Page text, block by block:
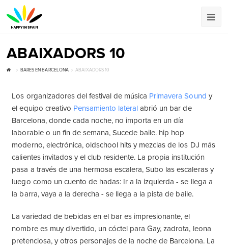
ABAIXADORS 10
BARES EN BARCELONA ABAIXADORS 10
Los organizadores del festival de música Primavera Sound y
el equipo creativo Pensamiento lateral abrió un bar de
Barcelona, donde cada noche, no importa en un día
laborable o un fin de semana, Sucede baile. hip hop
moderno, electrónica, oldschool hits y mezclas de los DJ más
calientes invitados y el club residente. La propia institución
pasa a través de una hermosa escalera, Subo las escaleras y
luego como un cuento de hadas: Ir a la izquierda - se llega a
la barra, vaya a la derecha - se llega a la pista de baile.
La variedad de bebidas en el bar es impresionante, el
nombre es muy divertido, un cóctel para Gay, zadrota, leona
pretenciosa, y otros personajes de la noche de Barcelona. La